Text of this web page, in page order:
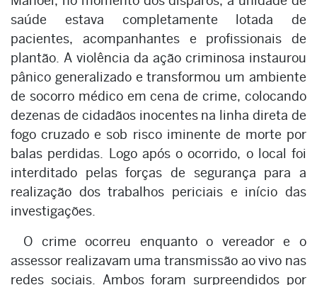
saúde estava completamente lotada de
pacientes, acompanhantes e profissionais de
plantão. A violência da ação criminosa instaurou
pânico generalizado e transformou um ambiente
de socorro médico em cena de crime, colocando
dezenas de cidadãos inocentes na linha direta de
fogo cruzado e sob risco iminente de morte por
balas perdidas. Logo após o ocorrido, o local foi
interditado pelas forças de segurança para a
realização dos trabalhos periciais e início das
investigações.
O crime ocorreu enquanto o vereador e o
assessor realizavam uma transmissão ao vivo nas
redes sociais. Ambos foram surpreendidos por